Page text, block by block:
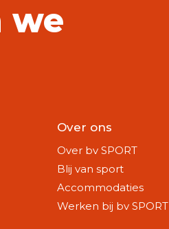
we
Over ons
Over bv SPORT
Blij van sport
Accommodaties
Werken bij bv SPORT